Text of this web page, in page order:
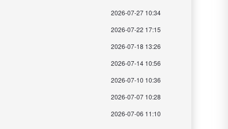
2026-07-27 10:34
2026-07-22 17:15
2026-07-18 13:26
2026-07-14 10:56
2026-07-10 10:36
2026-07-07 10:28
2026-07-06 11:10